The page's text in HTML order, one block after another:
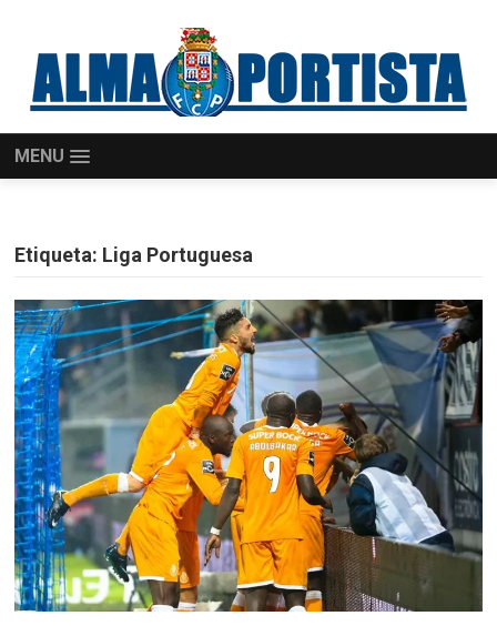
MENU
Etiqueta: Liga Portuguesa